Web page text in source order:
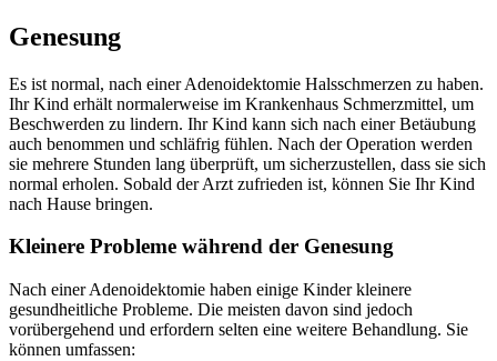
Genesung
Es ist normal, nach einer Adenoidektomie Halsschmerzen zu haben.
Ihr Kind erhält normalerweise im Krankenhaus Schmerzmittel, um
Beschwerden zu lindern. Ihr Kind kann sich nach einer Betäubung
auch benommen und schläfrig fühlen. Nach der Operation werden
sie mehrere Stunden lang überprüft, um sicherzustellen, dass sie sich
normal erholen. Sobald der Arzt zufrieden ist, können Sie Ihr Kind
nach Hause bringen.
Kleinere Probleme während der Genesung
Nach einer Adenoidektomie haben einige Kinder kleinere
gesundheitliche Probleme. Die meisten davon sind jedoch
vorübergehend und erfordern selten eine weitere Behandlung. Sie
können umfassen: